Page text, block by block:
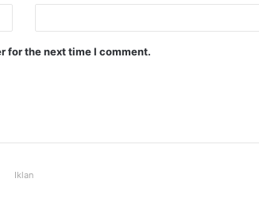
for the next time I comment.
Iklan